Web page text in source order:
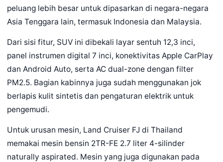
peluang lebih besar untuk dipasarkan di negara-negara
Asia Tenggara lain, termasuk Indonesia dan Malaysia.
Dari sisi fitur, SUV ini dibekali layar sentuh 12,3 inci,
panel instrumen digital 7 inci, konektivitas Apple CarPlay
dan Android Auto, serta AC dual-zone dengan filter
PM2.5. Bagian kabinnya juga sudah menggunakan jok
berlapis kulit sintetis dan pengaturan elektrik untuk
pengemudi.
Untuk urusan mesin, Land Cruiser FJ di Thailand
memakai mesin bensin 2TR-FE 2.7 liter 4-silinder
naturally aspirated. Mesin yang juga digunakan pada